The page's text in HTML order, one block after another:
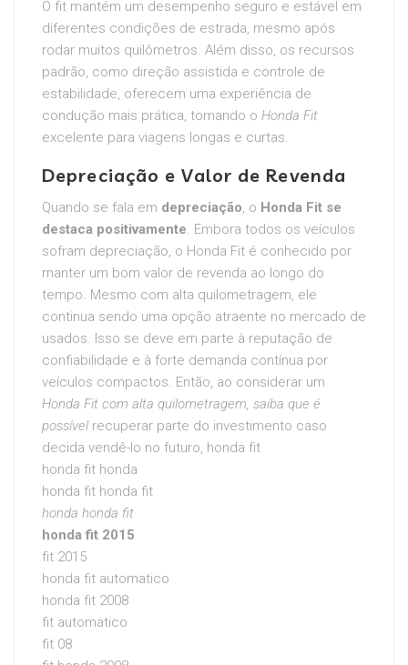
O fit mantém um desempenho seguro e estável em
diferentes condições de estrada, mesmo após
rodar muitos quilômetros. Além disso, os recursos
padrão, como direção assistida e controle de
estabilidade, oferecem uma experiência de
condução mais prática, tornando o Honda Fit
excelente para viagens longas e curtas.
Depreciação e Valor de Revenda
Quando se fala em depreciação , o Honda Fit se
destaca positivamente . Embora todos os veículos
sofram depreciação, o Honda Fit é conhecido por
manter um bom valor de revenda ao longo do
tempo. Mesmo com alta quilometragem, ele
continua sendo uma opção atraente no mercado de
usados. Isso se deve em parte à reputação de
confiabilidade e à forte demanda contínua por
veículos compactos. Então, ao considerar um
Honda Fit com alta quilometragem , saiba que é
possível recuperar parte do investimento caso
decida vendê-lo no futuro, honda fit
honda fit honda
honda fit honda fit
honda honda fit
honda fit 2015
fit 2015
honda fit automatico
honda fit 2008
fit automatico
fit 08